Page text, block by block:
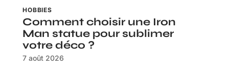
HOBBIES
Comment choisir une Iron
Man statue pour sublimer
votre déco ?
7 août 2026